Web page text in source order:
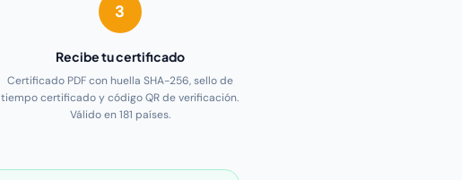
3
Recibe tu certificado
Certificado PDF con huella SHA-256, sello de
tiempo certificado y código QR de verificación.
Válido en 181 países.